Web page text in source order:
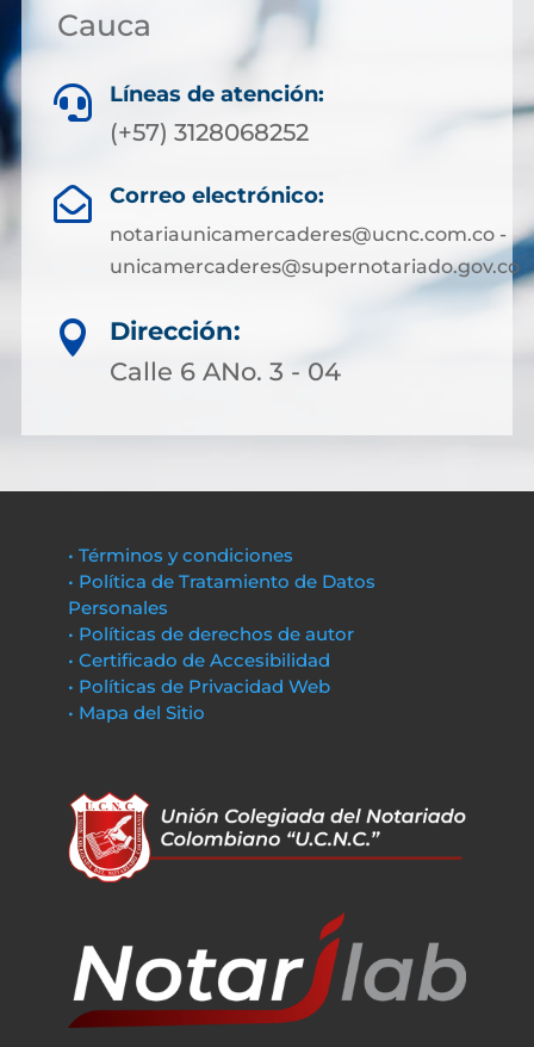
Cauca
 Líneas de atención:
(+57) 3128068252
 Correo electrónico:
notariaunicamercaderes@ucnc.com.co -
unicamercaderes@supernotariado.gov.co

Dirección:
Calle 6 ANo. 3 - 04
• Términos y condiciones
• Política de Tratamiento de Datos
Personales
• Políticas de derechos de autor
• Certificado de Accesibilidad
• Políticas de Privacidad Web
• Mapa del Sitio